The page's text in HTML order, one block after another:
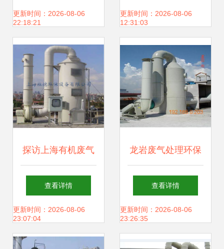
业可持续发展
更新时间：2026-08-06
22:18:21
效环保的废气处理
综合方案
更新时间：2026-08-06
12:31:03
探访上海有机废气
处理设备生产车间
专业化与环保并行
查看详情
更新时间：2026-08-06
23:07:04
龙岩废气处理环保
工程 如何找到高质
量的环保空调与设
备
查看详情
更新时间：2026-08-06
23:26:35